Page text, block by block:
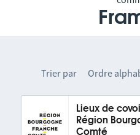
Trier par Ordre
Lieux de
Région
Comté